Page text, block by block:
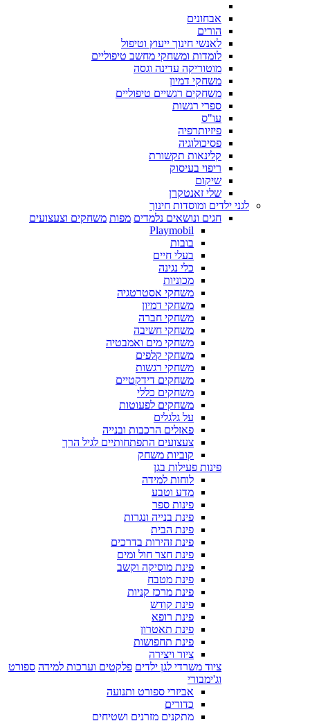
אבחונים
הורים
לאנשי חינוך ייעוץ וטיפול
לומדות ומשחקי מחשב טיפוליים
מוטוריקה עדינה וגסה
משחקי דמיון
משחקים רגשיים טיפוליים
ספרי רגשות
עו"ס
פיזיותרפיה
פסיכולוגיה
קלינאות תקשורת
ריפוי בעיסוק
שיקום
שלי זאנטקרן
לגני ילדים ומוסדות חינוך
חגים ונושאים נלמדים מפות משחקים וצעצועים
Playmobil
בובות
בעלי חיים
כלי נגינה
מכוניות
משחקי אסטרטגיה
משחקי דמיון
משחקי חברה
משחקי חשיבה
משחקי מים ואמבטיה
משחקי קלפים
משחקי רגשות
משחקים דידקטיים
משחקים כללי
משחקים לפעוטות
על גלגלים
פאזלים הרכבות ובנייה
צעצועים התפתחותיים לגיל הרך
קוביות משחק
פינות פעילות בגן
לוחות למידה
מדע וטבע
פינות ספר
פינת בנייה ונגרות
פינת הבית
פינת זהירות בדרכים
פינת חצר חול ומים
פינת מוסיקה וקשב
פינת מטבח
פינת מרכז קניות
פינת קודש
פינת רופא
פינת תאטרון
פינת תחפושות
ציור ויצירה
ציוד משרדי לגן ילדים פלקטים וערכות למידה ספורט
וג'ימבורי
אביזרי ספורט ותנועה
כדורים
מתקנים מזרנים ושטיחים